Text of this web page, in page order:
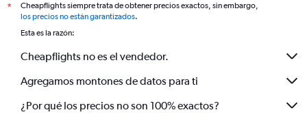
*
Cheapflights siempre trata de obtener precios exactos, sin embargo,
los precios no están garantizados.
Esta es la razón:
Cheapflights no es el vendedor.
Agregamos montones de datos para ti
¿Por qué los precios no son 100% exactos?